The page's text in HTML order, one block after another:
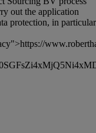
out the application
protection, in particular